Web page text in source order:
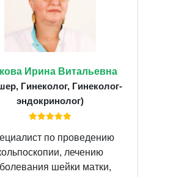
Ирина Витальевна
Гинеколог, Гинеколог-
эндокринолог)
по проведению
лечению
шейки матки,